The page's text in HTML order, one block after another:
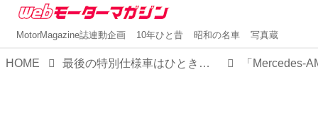
MotorMagazine誌連動企画 10年ひと昔 昭和の名車 写真蔵
HOME 最後の特別仕様車はひときわ鮮やか！「Mercedes-AMG A 45 S 4MATIC+」に「Final Edition」が登場